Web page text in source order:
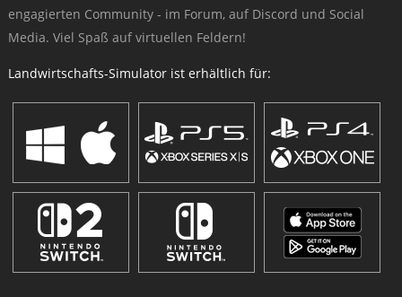
engagierten Community - im Forum, auf Discord und Social
Media. Viel Spaß auf virtuellen Feldern!
Landwirtschafts-Simulator ist erhältlich für: